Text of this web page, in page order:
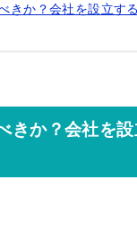
きか？会社を設立す
きか？会社を設